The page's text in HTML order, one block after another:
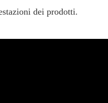
dei prodotti.